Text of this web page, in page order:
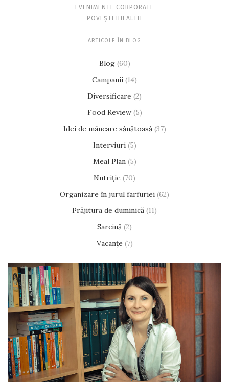
EVENIMENTE CORPORATE
POVEȘTI IHEALTH
ARTICOLE ÎN BLOG
Blog(60)
Campanii (14)
Diversificare (2)
Food Review(5)
Idei de mâncare sănătoasă(37)
Interviuri(5)
Meal Plan(5)
Nutriție (70)
Organizare în jurul farfuriei (62)
Prăjitura de duminică (11)
Sarcină (2)
Vacanțe (7)